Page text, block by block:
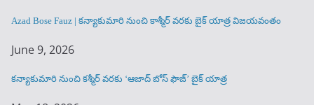
Azad Bose Fauz | కన్యాకుమారి నుంచి కాశ్మీర్ వరకు బైక్ యాత్ర విజయవంతం
June 9, 2026
కన్యాకుమారి నుంచి కశ్మీర్ వరకు ‘ఆజాద్ బోస్ ఫౌజ్’ బైక్ యాత్ర